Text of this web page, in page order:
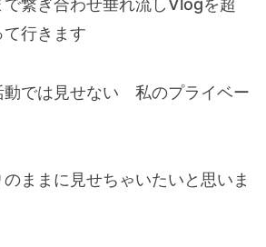
繋ぎ合わせ垂れ流しVlogを超
行きます
動では見せない 私のプライベー
ままに見せちゃいたいと思いま